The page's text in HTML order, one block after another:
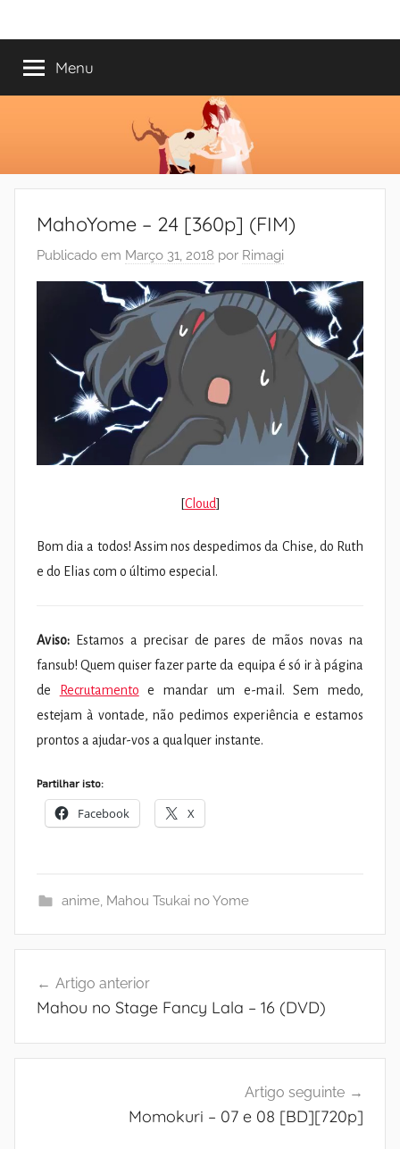
paraMundo
do
anos
a
romances
Menu
MahoYome – 24 [360p] (FIM)
Publicado em Março 31, 2018 por Rimagi
[Cloud]
Bom dia a todos! Assim nos despedimos da Chise, do Ruth
e do Elias com o último especial.
Aviso: Estamos a precisar de pares de mãos novas na
fansub! Quem quiser fazer parte da equipa é só ir à página
de
Recrutamento e mandar um e-mail. Sem medo,
estejam à vontade, não pedimos experiência e estamos
prontos a ajudar-vos a qualquer instante.
Partilhar isto:
Facebook X
anime, Mahou Tsukai no Yome
de
Artigo anterior
Mahou no Stage Fancy Lala – 16 (DVD)
Artigo seguinte
Momokuri – 07 e 08 [BD][720p]